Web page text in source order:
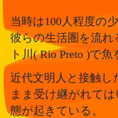
当時は100人程度の
彼らの生活圏を流れ
ト川( Rio Preto )で
近代文明人と接触
まま受け継がれて
態が起きている。